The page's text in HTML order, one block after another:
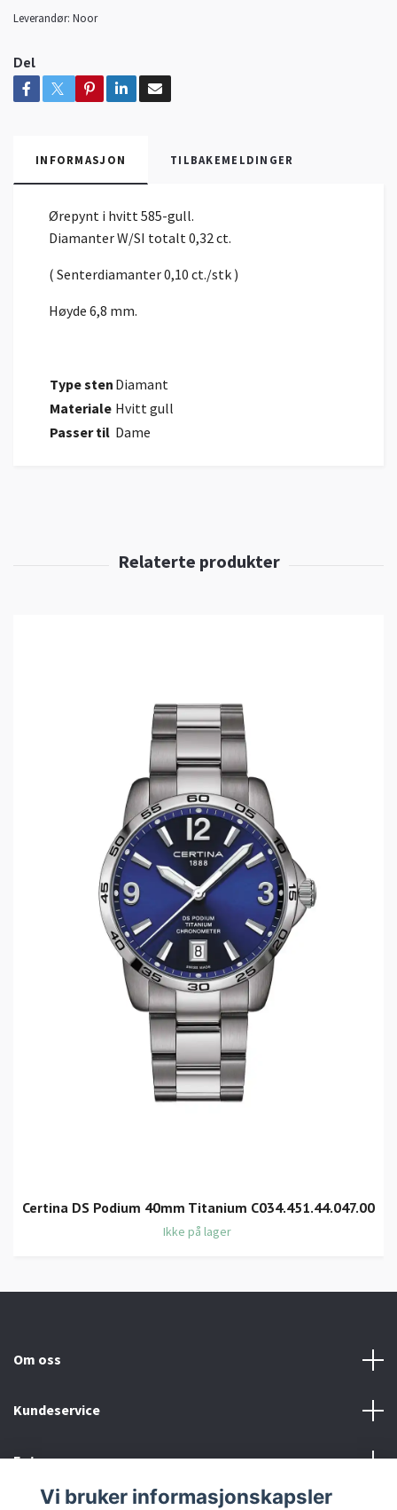
Leverandør: Noor
Del
INFORMASJON TILBAKEMELDINGER
Ørepynt i hvitt 585-gull.
Diamanter W/SI totalt 0,32 ct.
( Senterdiamanter 0,10 ct./stk )
Høyde 6,8 mm.
Type sten Diamant
Materiale Hvitt gull
Passer til Dame
Certina DS Podium 40mm Titanium C034.451.44.047.00
Ikke på lager
Om oss
Kundeservice
Fotmeny
Vi bruker informasjonskapsler